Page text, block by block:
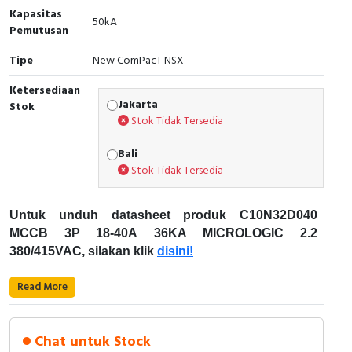
Cable Operated Switch
Signalling Columns
Safety Sensors
Pressure Switch
Ultrasonic & Rotary Encoder
Limit Switch
Inductive Sensors
Photoelectric
Cam Switch
Panel Box
Kapasitas
Pemutusan
50kA
Tipe
New ComPacT NSX
Ketersediaan
Stok
Jakarta
Stok Tidak Tersedia
Bali
Stok Tidak Tersedia
Untuk unduh datasheet produk C10N32D040
MCCB 3P 18-40A 36KA MICROLOGIC 2.2
380/415VAC, silakan klik disini!
Karakteristik Teknikal:
Nama Produk: MCCB 3P 18-40A 36KA
Read More
Chat untuk Stock